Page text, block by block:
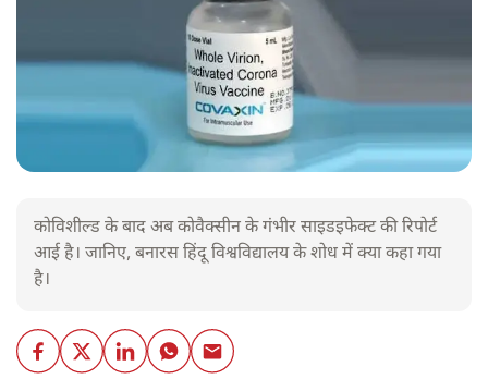
कोविशील्ड के बाद अब कोवैक्सीन के गंभीर साइडइफेक्ट की रिपोर्ट
आई है। जानिए, बनारस हिंदू विश्वविद्यालय के शोध में क्या कहा गया
है।